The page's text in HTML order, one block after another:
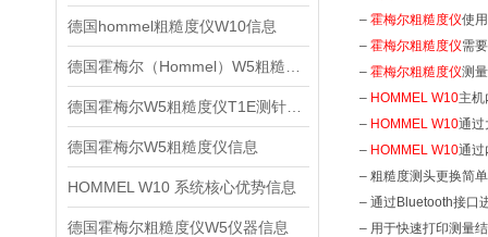
德国hommel粗糙度仪W10信息
德国霍梅尔W5粗糙度仪信息
HOMMEL W10 系统核心优势信息
德国霍梅尔粗糙度仪W5仪器信息
– 霍梅尔粗糙度仪使
– 霍梅尔粗糙度仪需
– 霍梅尔粗糙度仪测
– HOMMEL W10主
– HOMMEL W10通过
– HOMMEL W10通过
– 粗糙度测头更换简单
– 通过Bluetooth接口
– 用于快速打印测量